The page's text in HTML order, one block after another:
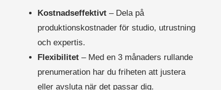
Kostnadseffektivt– Dela på
produktionskostnader för studio, utrustning
och expertis.
Flexibilitet– Med en 3 månaders rullande
prenumeration har du friheten att justera
eller avsluta när det passar dig.